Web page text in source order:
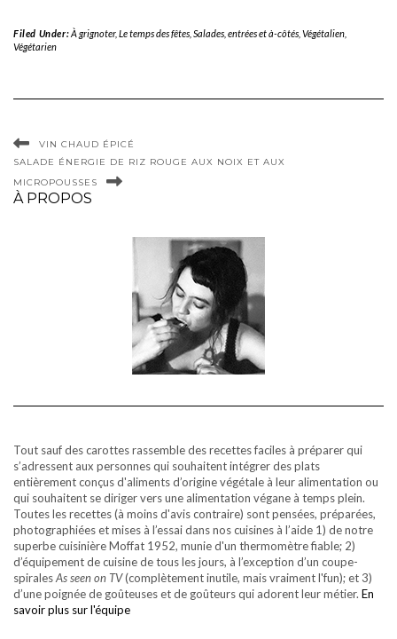
Filed Under:À grignoter, Le temps des fêtes, Salades, entrées et à-côtés, Végétalien,
Végétarien
VIN CHAUD ÉPICÉ
SALADE ÉNERGIE DE RIZ ROUGE AUX NOIX ET AUX
MICROPOUSSES
À PROPOS
Tout sauf des carottes rassemble des recettes faciles à préparer qui
s’adressent aux personnes qui souhaitent intégrer des plats
entièrement conçus d'aliments d’origine végétale à leur alimentation ou
qui souhaitent se diriger vers une alimentation végane à temps plein.
Toutes les recettes (à moins d'avis contraire) sont pensées, préparées,
photographiées et mises à l’essai dans nos cuisines à l’aide 1) de notre
superbe cuisinière Moffat 1952, munie d'un thermomètre fiable; 2)
d’équipement de cuisine de tous les jours, à l’exception d’un coupe-
spiralesAs seen on TV(complètement inutile, mais vraiment l'fun); et 3)
d’une poignée de goûteuses et de goûteurs qui adorent leur métier. En
savoir plus sur l'équipe